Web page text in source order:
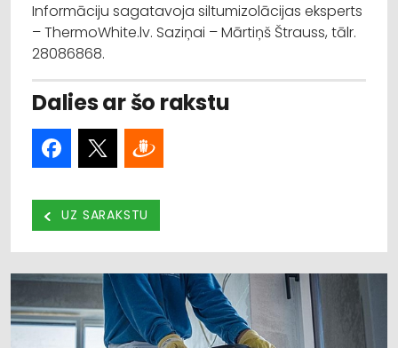
Informāciju sagatavoja siltumizolācijas eksperts
– ThermoWhite.lv. Saziņai – Mārtiņš Štrauss, tālr.
28086868.
Dalies ar šo rakstu
UZ SARAKSTU